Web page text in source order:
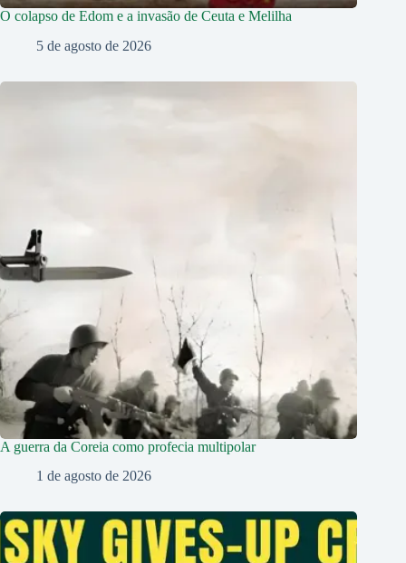
O colapso de Edom e a invasão de Ceuta e Melilha
5 de agosto de 2026
A guerra da Coreia como profecia multipolar
1 de agosto de 2026